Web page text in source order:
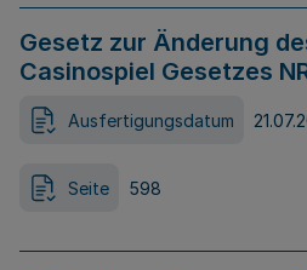
Gesetz zur Änderung
Casinospiel Gesetzes
Ausfertigungsdatum
Seite 598